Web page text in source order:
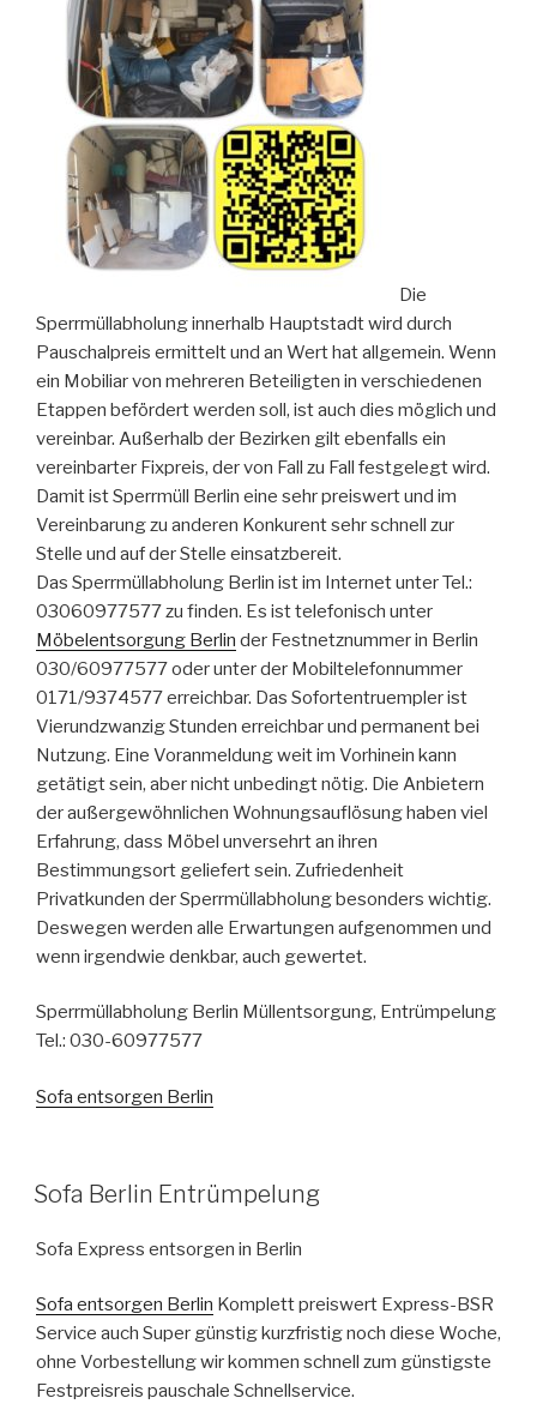
Die
Sperrmüllabholung innerhalb Hauptstadt wird durch
Pauschalpreis ermittelt und an Wert hat allgemein. Wenn
ein Mobiliar von mehreren Beteiligten in verschiedenen
Etappen befördert werden soll, ist auch dies möglich und
vereinbar. Außerhalb der Bezirken gilt ebenfalls ein
vereinbarter Fixpreis, der von Fall zu Fall festgelegt wird.
Damit ist Sperrmüll Berlin eine sehr preiswert und im
Vereinbarung zu anderen Konkurent sehr schnell zur
Stelle und auf der Stelle einsatzbereit.
Das Sperrmüllabholung Berlin ist im Internet unter Tel.:
03060977577 zu finden. Es ist telefonisch unter
Möbelentsorgung Berlin der Festnetznummer in Berlin
030/60977577 oder unter der Mobiltelefonnummer
0171/9374577 erreichbar. Das Sofortentruempler ist
Vierundzwanzig Stunden erreichbar und permanent bei
Nutzung. Eine Voranmeldung weit im Vorhinein kann
getätigt sein, aber nicht unbedingt nötig. Die Anbietern
der außergewöhnlichen Wohnungsauflösung haben viel
Erfahrung, dass Möbel unversehrt an ihren
Bestimmungsort geliefert sein. Zufriedenheit
Privatkunden der Sperrmüllabholung besonders wichtig.
Deswegen werden alle Erwartungen aufgenommen und
wenn irgendwie denkbar, auch gewertet.
Sperrmüllabholung Berlin Müllentsorgung, Entrümpelung
Tel.: 030-60977577
Sofa entsorgen Berlin
VERÖFFENTLICHT
AM
Sofa Berlin Entrümpelung
Sofa Express entsorgen in Berlin
Sofa entsorgen Berlin Komplett preiswert Express-BSR
Service auch Super günstig kurzfristig noch diese Woche,
ohne Vorbestellung wir kommen schnell zum günstigste
Festpreisreis pauschale Schnellservice.